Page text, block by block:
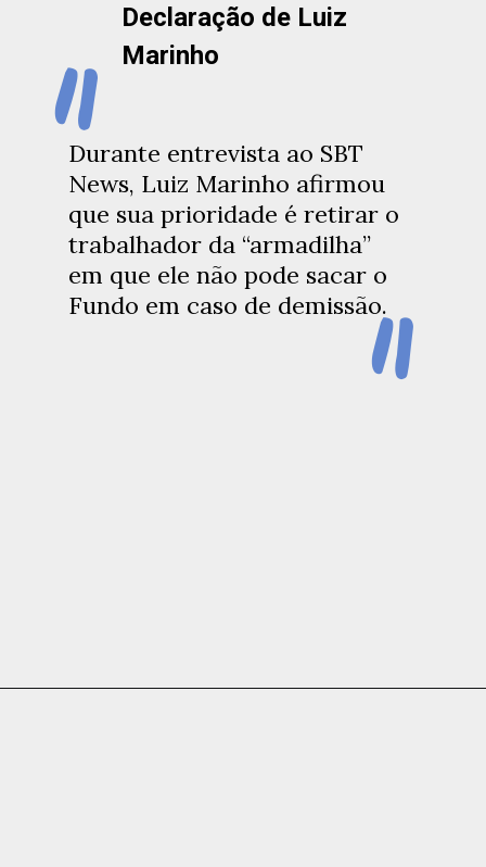
"
"
Durante entrevista ao SBT
News, Luiz Marinho afirmou
que sua prioridade é retirar o
trabalhador da “armadilha”
em que ele não pode sacar o
Fundo em caso de demissão.
Declaração de Luiz
Marinho